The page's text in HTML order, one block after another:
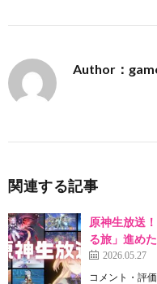
Author：
関連する記事
原神生放送
る旅」進め
2026.05.27
コメント・評